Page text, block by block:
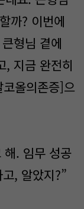
까? 이번에
형님 곁에
, 지금 완전히
올의존증]으
해. 임무 성공
, 알았지?”